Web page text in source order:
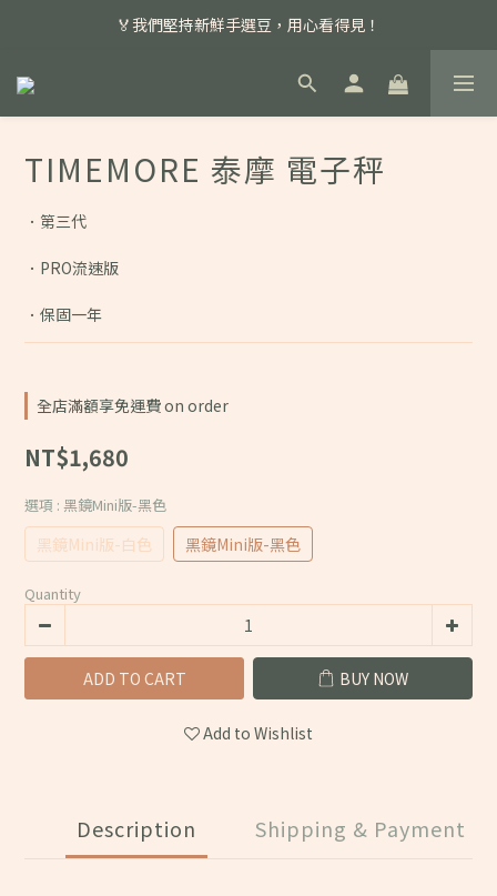
📣 本月主打特殊處理咖啡豆，任選超優惠！
🏅我們堅持新鮮手選豆，用心看得見！
📣 📣 新加入會員即享百元購物金，消費滿額再享免運費！
TIMEMORE 泰摩 電子秤
．第三代
．PRO流速版
．保固一年
全店滿額享免運費 on order
NT$1,680
選項 : 黑鏡Mini版-黑色
黑鏡Mini版-白色 黑鏡Mini版-黑色
Quantity
ADD TO CART BUY NOW
Add to Wishlist
Description Shipping & Payment